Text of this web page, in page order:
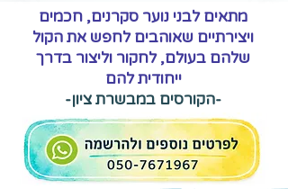
מתאים לבני נוער סקרנים, חכמים
ויצירתיים שאוהבים לחפש את הקול
שלהם בעולם, לחקור וליצור בדרך
ייחודית להם
-הקורסים במבשרת ציון-